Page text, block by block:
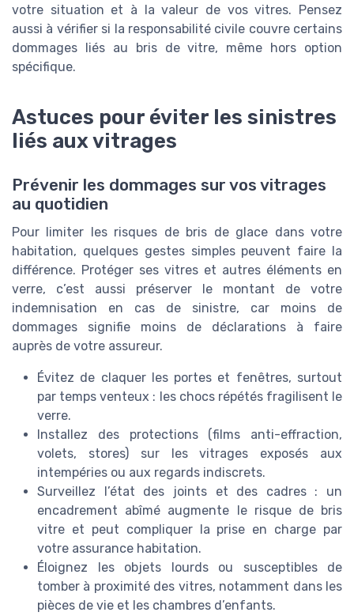
votre situation et à la valeur de vos vitres. Pensez
aussi à vérifier si la responsabilité civile couvre certains
dommages liés au bris de vitre, même hors option
spécifique.
Astuces pour éviter les sinistres
liés aux vitrages
Prévenir les dommages sur vos vitrages
au quotidien
Pour limiter les risques de bris de glace dans votre
habitation, quelques gestes simples peuvent faire la
différence. Protéger ses vitres et autres éléments en
verre, c’est aussi préserver le montant de votre
indemnisation en cas de sinistre, car moins de
dommages signifie moins de déclarations à faire
auprès de votre assureur.
Évitez de claquer les portes et fenêtres, surtout
par temps venteux : les chocs répétés fragilisent le
verre.
Installez des protections (films anti-effraction,
volets, stores) sur les vitrages exposés aux
intempéries ou aux regards indiscrets.
Surveillez l’état des joints et des cadres : un
encadrement abîmé augmente le risque de bris
vitre et peut compliquer la prise en charge par
votre assurance habitation.
Éloignez les objets lourds ou susceptibles de
tomber à proximité des vitres, notamment dans les
pièces de vie et les chambres d’enfants.